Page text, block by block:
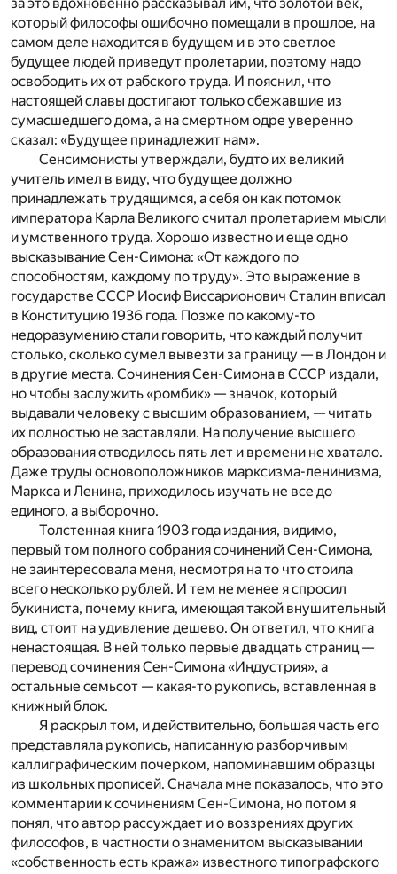
за это вдохновенно рассказывал им, что золотой век,
который философы ошибочно помещали в прошлое, на
самом деле находится в будущем и в это светлое
будущее людей приведут пролетарии, поэтому надо
освободить их от рабского труда. И пояснил, что
настоящей славы достигают только сбежавшие из
сумасшедшего дома, а на смертном одре уверенно
сказал: «Будущее принадлежит нам».
Сенсимонисты утверждали, будто их великий
учитель имел в виду, что будущее должно
принадлежать трудящимся, а себя он как потомок
императора Карла Великого считал пролетарием мысли
и умственного труда. Хорошо известно и еще одно
высказывание Сен-Симона: «От каждого по
способностям, каждому по труду». Это выражение в
государстве СССР Иосиф Виссарионович Сталин вписал
в Конституцию 1936 года. Позже по какому-то
недоразумению стали говорить, что каждый получит
столько, сколько сумел вывезти за границу — в Лондон и
в другие места. Сочинения Сен-Симона в СССР издали,
но чтобы заслужить «ромбик» — значок, который
выдавали человеку с высшим образованием, — читать
их полностью не заставляли. На получение высшего
образования отводилось пять лет и времени не хватало.
Даже труды основоположников марксизма-ленинизма,
Маркса и Ленина, приходилось изучать не все до
единого, а выборочно.
Толстенная книга 1903 года издания, видимо,
первый том полного собрания сочинений Сен-Симона,
не заинтересовала меня, несмотря на то что стоила
всего несколько рублей. И тем не менее я спросил
букиниста, почему книга, имеющая такой внушительный
вид, стоит на удивление дешево. Он ответил, что книга
ненастоящая. В ней только первые двадцать страниц —
перевод сочинения Сен-Симона «Индустрия», а
остальные семьсот — какая-то рукопись, вставленная в
книжный блок.
Я раскрыл том, и действительно, большая часть его
представляла рукопись, написанную разборчивым
каллиграфическим почерком, напоминавшим образцы
из школьных прописей. Сначала мне показалось, что это
комментарии к сочинениям Сен-Симона, но потом я
понял, что автор рассуждает и о воззрениях других
философов, в частности о знаменитом высказывании
«собственность есть кража» известного типографского